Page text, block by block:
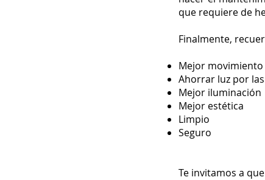
que requiere de
Finalmente,
Mejor
Ahorrar luz por
Mejor iluminación
Mejor estética
Limpio
Seguro
Te invitamos a